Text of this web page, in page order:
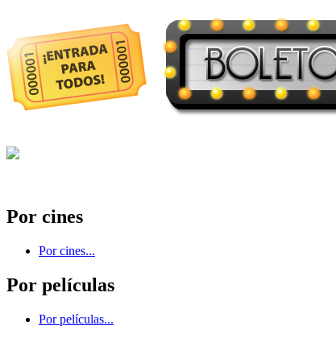
Por cines
Por cines...
Por películas
Por películas...